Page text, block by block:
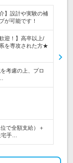
】設計や実験の補
が可能です！
迎！】高卒以上/
を専攻された方★
考慮の上、プロ
で全額支給）＋
手…